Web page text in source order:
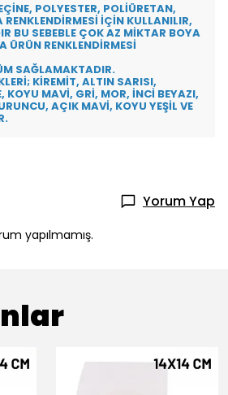
POLYESTER, POLİÜRETAN,
İÇİN KULLANILIR,
BU SEBEBLE ÇOK AZ MİKTAR BOYA
ÜRÜN RENKLENDİRMESİ
SAĞLAMAKTADIR.
KİREMİT, ALTIN SARISI,
KOYU MAVİ, GRİ, MOR, İNCİ BEYAZI,
AÇIK MAVİ, KOYU YEŞİL VE
Yorum Yap
yapılmamış.